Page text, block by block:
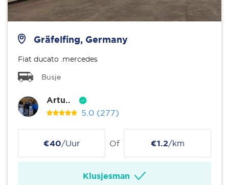
Gräfelfing, Germany
Fiat ducato .mercedes
Busje
Artu..
5.0 (277)
€40/Uur Of €1.2/km
Klusjesman